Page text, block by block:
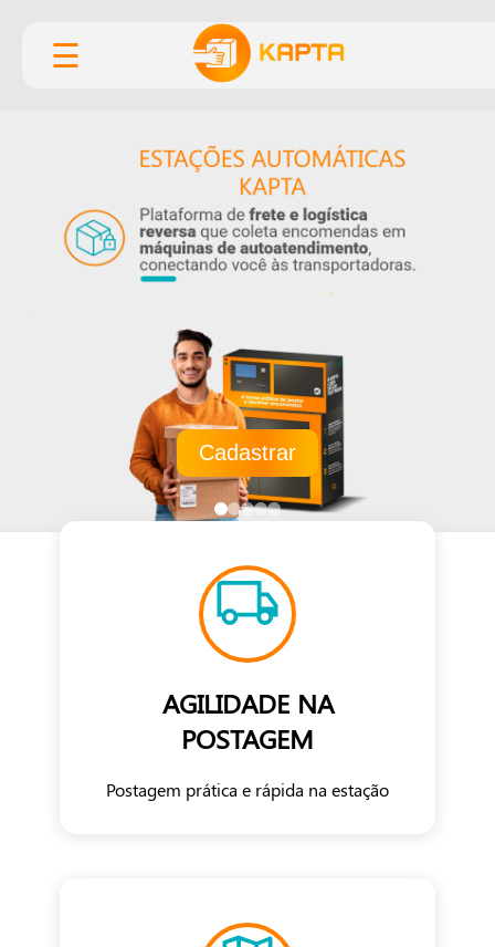
☰
Cadastrar
AGILIDADE NA
POSTAGEM
Postagem prática e rápida na estação